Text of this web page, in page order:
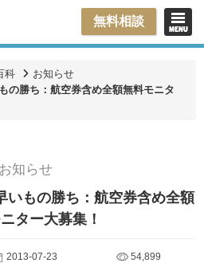
無料相談
科
お知らせ
の勝ち：航空券含め全額無料モニタ
お知らせ
いもの勝ち：航空券含め全額
ター大募集！
2013-07-23 54,899